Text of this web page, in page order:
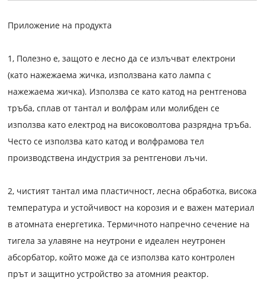
Приложение на продукта
1, Полезно е, защото е лесно да се излъчват електрони
(като нажежаема жичка, използвана като лампа с
нажежаема жичка). Използва се като катод на рентгенова
тръба, сплав от тантал и волфрам или молибден се
използва като електрод на високоволтова разрядна тръба.
Често се използва като катод и волфрамова тел
производствена индустрия за рентгенови лъчи.
2, чистият тантал има пластичност, лесна обработка, висока
температура и устойчивост на корозия и е важен материал
в атомната енергетика. Термичното напречно сечение на
тигела за улавяне на неутрони е идеален неутронен
абсорбатор, който може да се използва като контролен
прът и защитно устройство за атомния реактор.